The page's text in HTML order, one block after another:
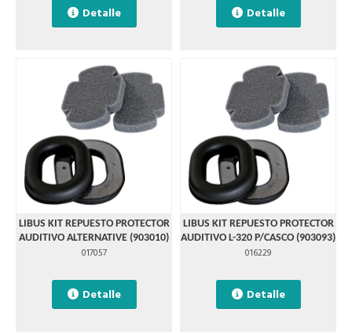
Detalle Detalle
LIBUS KIT REPUESTO PROTECTOR
AUDITIVO ALTERNATIVE (903010)
017057
Detalle
LIBUS KIT REPUESTO PROTECTOR
AUDITIVO L-320 P/CASCO (903093)
016229
Detalle